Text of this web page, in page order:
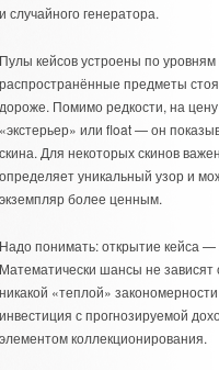
случайного генератора.
кейсов устроены по
предметы
Помимо редкости, на
или float — он
Для некоторых скинов
уникальный узор и
более ценным.
понимать: открытие кейса —
шансы не
«теплой»
с прогнозируемой
коллекционирования.